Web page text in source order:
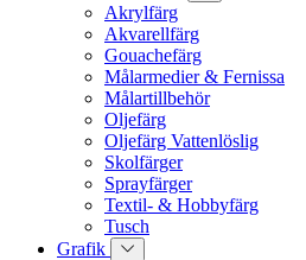
Akrylfärg
Akvarellfärg
Gouachefärg
Målarmedier & Fernissa
Målartillbehör
Oljefärg
Oljefärg Vattenlöslig
Skolfärger
Sprayfärger
Textil- & Hobbyfärg
Tusch
Grafik